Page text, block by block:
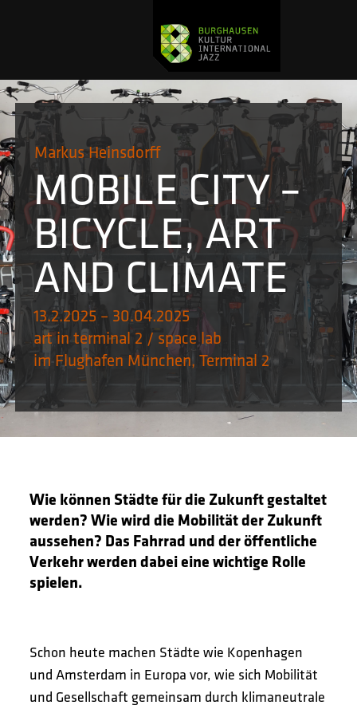
13.2.2025 – 30.04.2025
art in terminal 2 / space lab
im Flughafen München, Terminal 2
Markus Heinsdorff
MOBILE CITY –
BICYCLE, ART
AND CLIMATE
Wie können Städte für die Zukunft gestaltet
werden? Wie wird die Mobilität der Zukunft
aussehen? Das Fahrrad und der öffentliche
Verkehr werden dabei eine wichtige Rolle
spielen.
Schon heute machen Städte wie Kopenhagen
und Amsterdam in Europa vor, wie sich Mobilität
und Gesellschaft gemeinsam durch klimaneutrale